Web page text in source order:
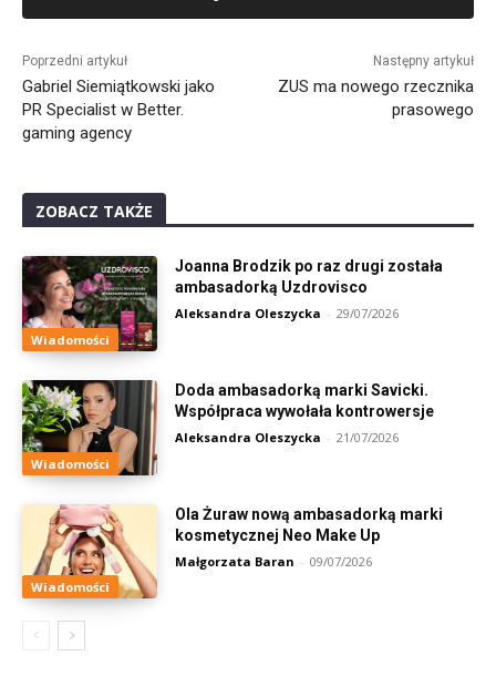
Poprzedni artykuł
Gabriel Siemiątkowski jako
PR Specialist w Better.
gaming agency
Następny artykuł
ZUS ma nowego rzecznika
prasowego
ZOBACZ TAKŻE
Wiadomości
Joanna Brodzik po raz drugi została
ambasadorką Uzdrovisco
Aleksandra Oleszycka - 29/07/2026
Wiadomości
Doda ambasadorką marki Savicki.
Współpraca wywołała kontrowersje
Aleksandra Oleszycka - 21/07/2026
Wiadomości
Ola Żuraw nową ambasadorką marki
kosmetycznej Neo Make Up
Małgorzata Baran - 09/07/2026